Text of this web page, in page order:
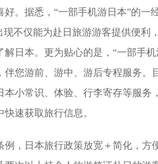
。据悉，“一部手机游日本”的一
不仅能为赴日旅游游客提供便利
日本。更为贴心的是，“一部手
您游前、游中、游后专程服务。
小常识、体验、行李寄存等服务
速获取旅行信息。
，日本旅行政策放宽＋简化，方